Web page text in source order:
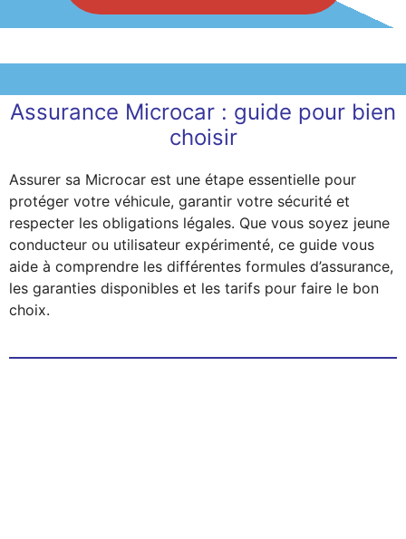
Assurance Microcar : guide pour bien
choisir
Assurer sa Microcar est une étape essentielle pour
protéger votre véhicule, garantir votre sécurité et
respecter les obligations légales. Que vous soyez jeune
conducteur ou utilisateur expérimenté, ce guide vous
aide à comprendre les différentes formules d’assurance,
les garanties disponibles et les tarifs pour faire le bon
choix.